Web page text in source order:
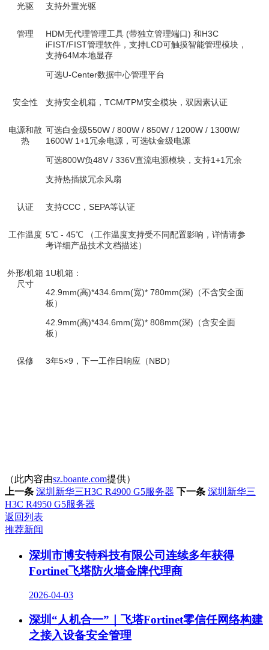
光驱 支持外置光驱
管理
HDM无代理管理工具 (带独立管理端口) 和H3C
iFIST/FIST管理软件，支持LCD可触摸智能管理模块，
支持64M本地显存
可选U-Center数据中心管理平台
安全性 支持安全机箱，TCM/TPM安全模块，双因素认证
电源和散
热
可选白金级550W / 800W / 850W / 1200W / 1300W/
1600W 1+1冗余电源，可选钛金级电源
可选800W负48V / 336V直流电源模块，支持1+1冗余
支持热插拔冗余风扇
认证 支持CCC，SEPA等认证
工作温度 5℃ - 45℃ （工作温度支持受不同配置影响，详情请参
考详细产品技术文档描述）
外形/机箱
尺寸
1U机箱：
42.9mm(高)*434.6mm(宽)* 780mm(深)（不含安全面
板）
42.9mm(高)*434.6mm(宽)* 808mm(深)（含安全面
板）
保修 3年5×9，下一工作日响应（NBD）
（此内容由sz.boante.com提供）
上一条 深圳新华三H3C R4900 G5服务器 下一条 深圳新华三
H3C R4950 G5服务器
返回列表
推荐新闻
深圳市博安特科技有限公司连续多年获得
Fortinet飞塔防火墙金牌代理商
2026-04-03
深圳“人机合一”｜飞塔Fortinet零信任网络构建
之接入设备安全管理